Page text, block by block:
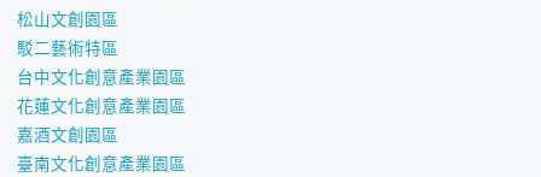
松山文創園區
駁二藝術特區
台中文化創意產業園區
花蓮文化創意產業園區
嘉酒文創園區
臺南文化創意產業園區